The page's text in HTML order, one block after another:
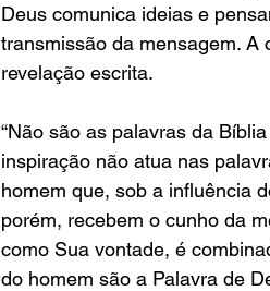
Deus comunica ideias e
transmissão da mensagem. A
revelação escrita.
“Não são as palavras da
inspiração não atua nas
homem que, sob a influência
porém, recebem o cunho da
como Sua vontade, é
do homem são a Palavra de